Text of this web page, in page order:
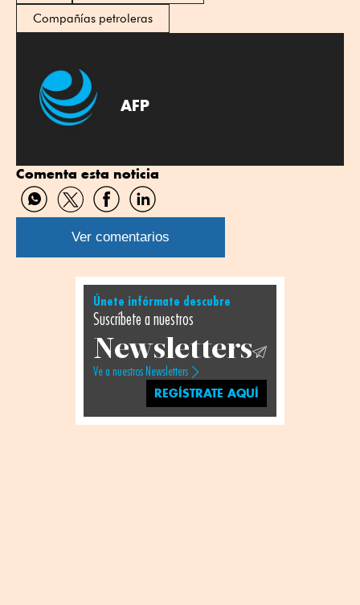
Compañías petroleras
AFP
Comenta esta noticia
Compartir
por
WhatsApp
Compartir
por
Twitter
Compartir
por
Facebook
Compartir
por
Linkedin
Ver comentarios
Únete infórmate descubre
Suscríbete a nuestros
Newsletters
Ve a nuestros Newsletters
REGÍSTRATE AQUÍ